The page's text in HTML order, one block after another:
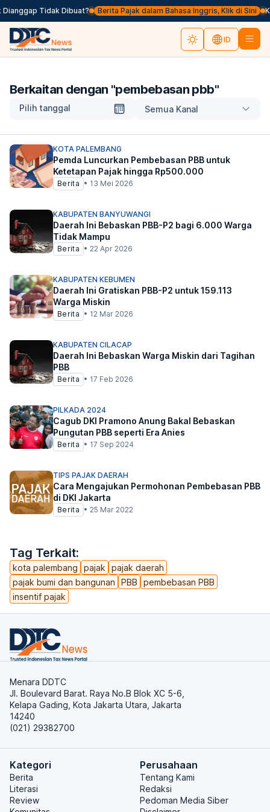
Tidak Dibuat? Berita Pajak dalam Bahasa Inggris, Klik di Sini
ID
Berkaitan dengan "pembebasan pbb"
Pilih tanggal Semua Kanal
Tag Terkait:
kota palembang pajak
pajak daerah
pajak bumi dan bangunan
PBB
pembebasan PBB
insentif pajak
KOTA PALEMBANG
Pemda Luncurkan Pembebasan PBB untuk
Ketetapan Pajak hingga Rp500.000
Berita • 13 Mei 2026
KABUPATEN BANYUWANGI
Daerah Ini Bebaskan PBB-P2 bagi 6.000 Warga
Tidak Mampu
Berita • 22 Apr 2026
KABUPATEN KEBUMEN
Daerah Ini Gratiskan PBB-P2 untuk 159.113
Warga Miskin
Berita • 12 Mar 2026
KABUPATEN CILACAP
Daerah Ini Bebaskan Warga Miskin dari Tagihan
PBB
Berita • 17 Feb 2026
PILKADA 2024
Cagub DKI Pramono Anung Bakal Bebaskan
Pungutan PBB seperti Era Anies
Berita • 17 Sep 2024
TIPS PAJAK DAERAH
Cara Mengajukan Permohonan Pembebasan PBB
di DKI Jakarta
Berita • 25 Mar 2022
Menara DDTC
Jl. Boulevard Barat. Raya No.B Blok XC 5-6,
Kelapa Gading, Kota Jakarta Utara, Jakarta
14240
(021) 29382700
Kategori
Berita
Literasi
Review
Perusahaan
Tentang Kami
Redaksi
Pedoman Media Siber